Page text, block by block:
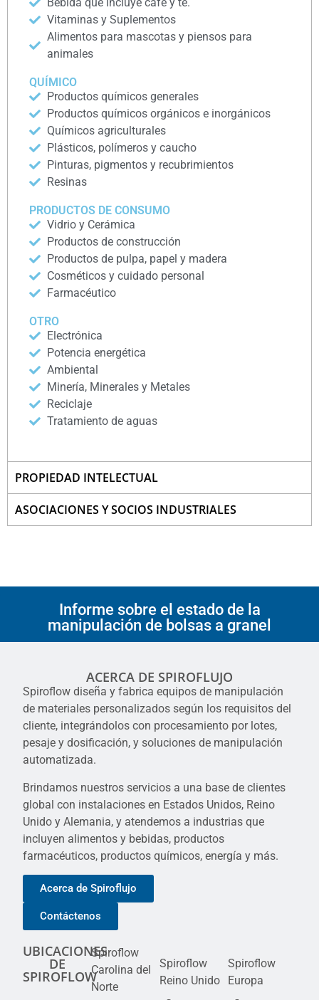
Vitaminas y Suplementos
Alimentos para mascotas y piensos para
animales
QUÍMICO
Productos químicos generales
Productos químicos orgánicos e inorgánicos
Químicos agriculturales
Plásticos, polímeros y caucho
Pinturas, pigmentos y recubrimientos
Resinas
PRODUCTOS DE CONSUMO
Vidrio y Cerámica
Productos de construcción
Productos de pulpa, papel y madera
Cosméticos y cuidado personal
Farmacéutico
OTRO
Electrónica
Potencia energética
Ambiental
Minería, Minerales y Metales
Reciclaje
Tratamiento de aguas
PROPIEDAD INTELECTUAL
ASOCIACIONES Y SOCIOS INDUSTRIALES
Informe sobre el estado de la
manipulación de bolsas a granel
ACERCA DE SPIROFLUJO
Spiroflow diseña y fabrica equipos de manipulación
de materiales personalizados según los requisitos del
cliente, integrándolos con procesamiento por lotes,
pesaje y dosificación, y soluciones de manipulación
automatizada.
Brindamos nuestros servicios a una base de clientes
global con instalaciones en Estados Unidos, Reino
Unido y Alemania, y atendemos a industrias que
incluyen alimentos y bebidas, productos
farmacéuticos, productos químicos, energía y más.
Acerca de Spiroflujo
Contáctenos
UBICACIONES
DE
SPIROFLOW
Spiroflow
Carolina del
Norte
Spiroflow
Reino Unido
Spiroflow
Europa